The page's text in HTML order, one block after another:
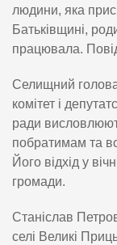
людини, яка
Батьківщині,
працювала.
Селищний
комітет і
ради
побратимам та
Його відхід у
громади.
Станіслав
селі Великі